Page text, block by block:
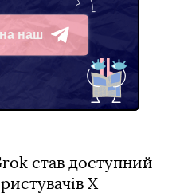
наш
став доступний
Х